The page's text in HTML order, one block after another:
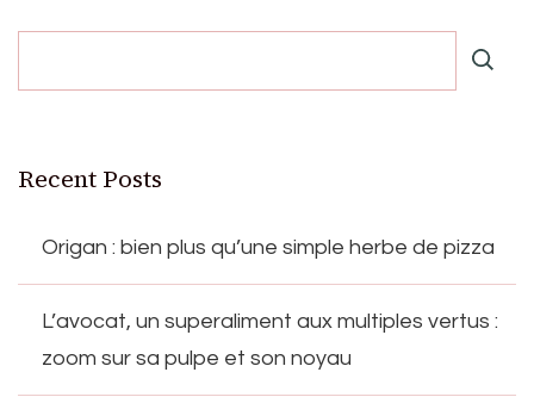
Recent Posts
Origan : bien plus qu’une simple herbe de pizza
L’avocat, un superaliment aux multiples vertus :
zoom sur sa pulpe et son noyau